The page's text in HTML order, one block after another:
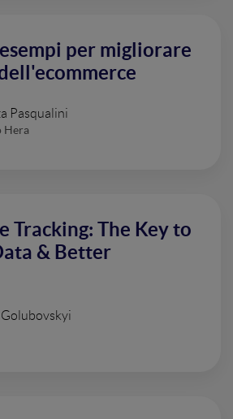
per migliorare
Pasqualini
Hera
Tracking: The Key to
& Better
Golubovskyi